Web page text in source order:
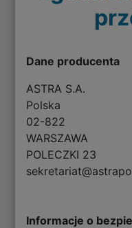
Dane producenta
ASTRA S.A.
Polska
02-822
WARSZAWA
POLECZKI 23
Informacje o